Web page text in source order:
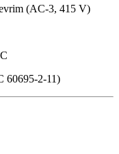
(AC-3, 415 V)
60695-2-11)